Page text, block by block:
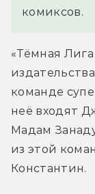
комиксов.
«Тёмная
команде
неё входят
Мадам
из этой
Константин.